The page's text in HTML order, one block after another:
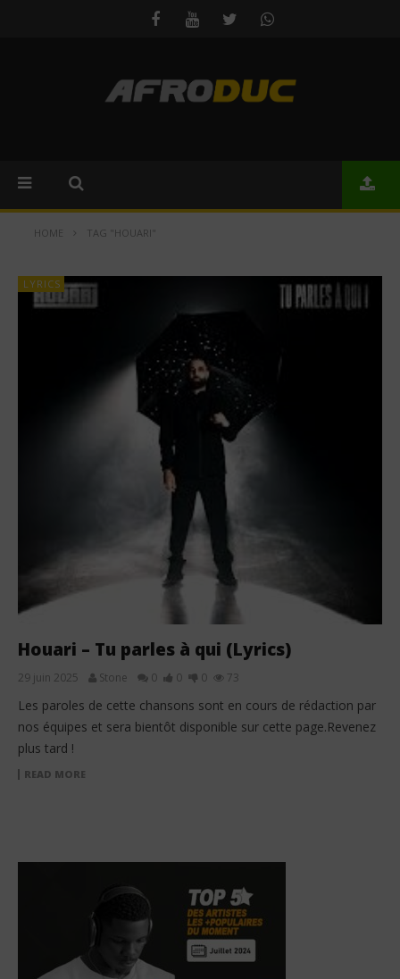
HOME TAG "HOUARI"
LYRICS
Houari – Tu parles à qui (Lyrics)
29 juin 2025 Stone 0 0 0 73
Les paroles de cette chansons sont en cours de rédaction par
nos équipes et sera bientôt disponible sur cette page.Revenez
plus tard !
READ MORE